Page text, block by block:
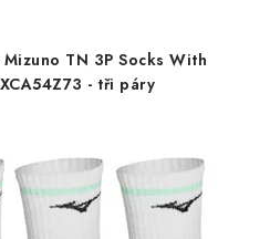
TN 3P Socks With
- tři páry